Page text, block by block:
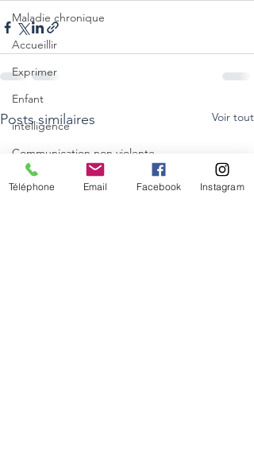
Maladie chronique
Accueillir
Exprimer
Enfant
intelligence
Communication non violente
Maman
Posts similaires Voir tout
Téléphone Email Facebook Instagram